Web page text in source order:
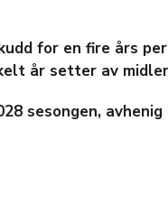
for en fire års
år setter av
sesongen,